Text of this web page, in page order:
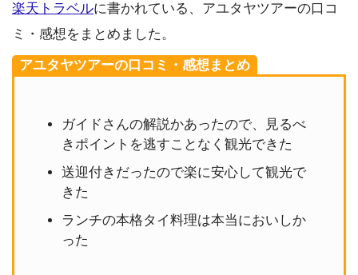
楽天トラベルに書かれている、アユタヤツアーの口コ
ミ・感想をまとめました。
アユタヤツアーの口コミ・感想まとめ
ガイドさんの解説かあったので、見るべ
きポイントを逃すことなく観光できた
送迎付きだったので楽に安心して観光で
きた
ランチの本格タイ料理は本当においしか
った